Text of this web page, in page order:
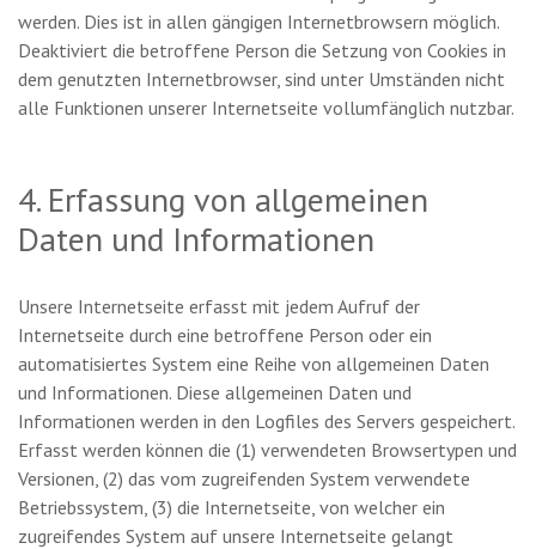
werden. Dies ist in allen gängigen Internetbrowsern möglich.
Deaktiviert die betroffene Person die Setzung von Cookies in
dem genutzten Internetbrowser, sind unter Umständen nicht
alle Funktionen unserer Internetseite vollumfänglich nutzbar.
4. Erfassung von allgemeinen
Daten und Informationen
Unsere Internetseite erfasst mit jedem Aufruf der
Internetseite durch eine betroffene Person oder ein
automatisiertes System eine Reihe von allgemeinen Daten
und Informationen. Diese allgemeinen Daten und
Informationen werden in den Logfiles des Servers gespeichert.
Erfasst werden können die (1) verwendeten Browsertypen und
Versionen, (2) das vom zugreifenden System verwendete
Betriebssystem, (3) die Internetseite, von welcher ein
zugreifendes System auf unsere Internetseite gelangt